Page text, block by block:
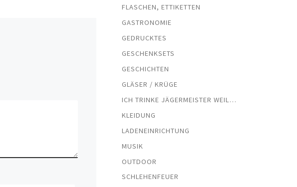
FLASCHEN, ETTIKETTEN
GASTRONOMIE
GEDRUCKTES
GESCHENKSETS
GESCHICHTEN
GLÄSER / KRÜGE
ICH TRINKE JÄGERMEISTER WEIL…
KLEIDUNG
LADENEINRICHTUNG
MUSIK
OUTDOOR
SCHLEHENFEUER